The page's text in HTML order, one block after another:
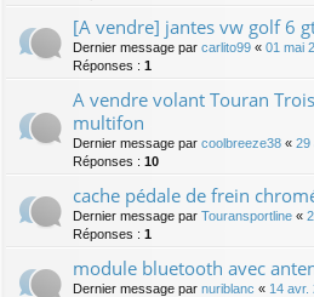
[A vendre] jantes vw golf 6
Dernier message par carlito99 « 01 mai
Réponses : 1
A vendre volant Touran
multifon
Dernier message par coolbreeze38 « 29
Réponses : 10
cache pédale de frein
Dernier message par Touransportline «
Réponses : 1
module bluetooth avec
Dernier message par nuriblanc « 14 avr.